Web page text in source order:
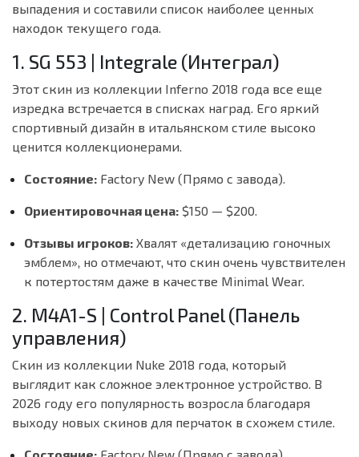
выпадения и составили список наиболее ценных
находок текущего года.
1. SG 553 | Integrale (Интеграл)
Этот скин из коллекции Inferno 2018 года все еще
изредка встречается в списках наград. Его яркий
спортивный дизайн в итальянском стиле высоко
ценится коллекционерами.
Состояние: Factory New (Прямо с завода).
Ориентировочная цена: $150 — $200.
Отзывы игроков: Хвалят «детализацию гоночных
эмблем», но отмечают, что скин очень чувствителен
к потертостям даже в качестве Minimal Wear.
2. M4A1-S | Control Panel (Панель
управления)
Скин из коллекции Nuke 2018 года, который
выглядит как сложное электронное устройство. В
2026 году его популярность возросла благодаря
выходу новых скинов для перчаток в схожем стиле.